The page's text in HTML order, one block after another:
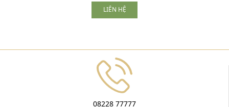
LIÊN HỆ
08228 77777